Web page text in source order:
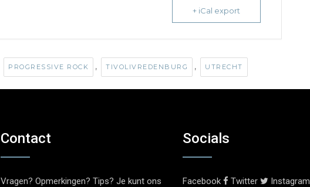
+ iCal export
PROGRESSIVE ROCK , TIVOLIVREDENBURG , UTRECHT
Contact
Vragen? Opmerkingen? Tips? Je kunt ons
Socials
Facebook Twitter Instagram